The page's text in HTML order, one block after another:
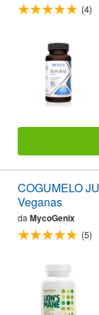
(4)
COGUMELO
Veganas
da MycoGenix
(5)